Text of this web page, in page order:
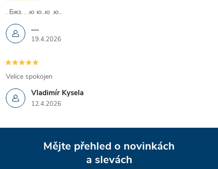
....
19.4.2026
. Бжз. . .ю ю..ю .ю..
Vladimír Kysela
12.4.2026
Velice spokojen
Mějte přehled o novinkách
a slevách